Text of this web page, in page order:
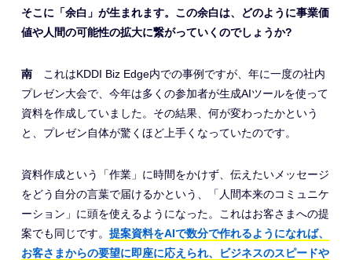
そこに「余白」が生まれます。この余白は、どのように事業価
値や人間の可能性の拡大に繋がっていくのでしょうか?
南これはKDDI Biz Edge内での事例ですが、年に一度の社内
プレゼン大会で、今年は多くの参加者が生成AIツールを使って
資料を作成していました。その結果、何が変わったかという
と、プレゼン自体が驚くほど上手くなっていたのです。
資料作成という「作業」に時間をかけず、伝えたいメッセージ
をどう自分の言葉で届けるかという、「人間本来のコミュニケ
ーション」に頭を使えるようになった。これはお客さまへの提
案でも同じです。 提案資料をAIで数分で作れるようになれば、
お客さまからの要望に即座に応えられ、ビジネスのスピードや